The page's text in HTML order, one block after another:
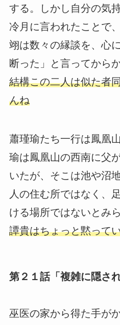
する。しかし自分の気
冷月に言われたことで
翊は数々の縁談を、心
断った」と言ってから
結構この二人は似た者
んね
蕭瑾瑜たち一行は鳳凰
瑜は鳳凰山の西南に父
いたが、そこは池や沼
人の住む所ではなく、
ける場所ではないとみ
譚貴はちょっと黙って
第２１話「複雑に隠さ
巫医の家から得た手が